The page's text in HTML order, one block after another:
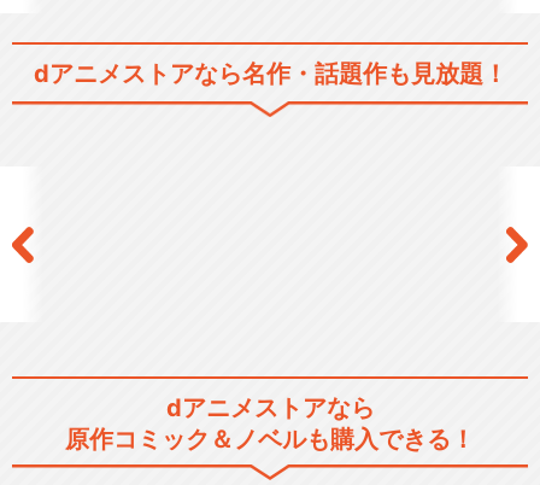
dアニメストアなら名作・話題作も見放題！
dアニメストアなら
原作コミック＆ノベルも購入できる！